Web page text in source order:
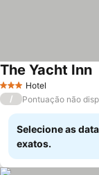
3 EstrelasHotel
The Yacht Inn
/ Pontuação não
Selecione as
exatos.